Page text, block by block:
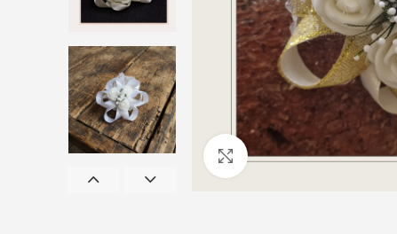
Click to enlarge